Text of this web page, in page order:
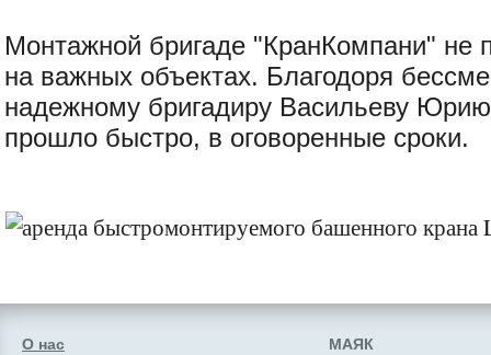
Монтажной бригаде "КранКомпани" не
на важных объектах. Благодоря
надежному бригадиру Васильеву
прошло быстро, в оговоренные сроки.
О нас МАЯК